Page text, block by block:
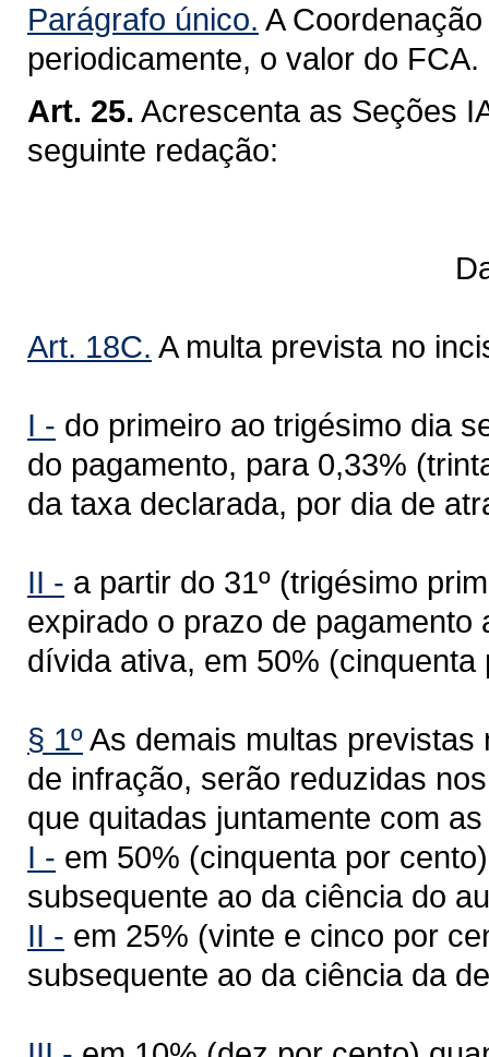
Parágrafo único. A
periodicamente, o valor do FCA.
Art. 25. Acrescenta as Seções
seguinte redação:
Da Redução
Art. 18C. A multa prevista no
I - do primeiro ao trigésimo dia
do pagamento, para 0,33%
da taxa declarada, por dia de
II - a partir do 31º (trigésimo
expirado o prazo de
dívida ativa, em 50% (cinquenta
§ 1ºAs demais multas
de infração, serão reduzidas
que quitadas juntamente com
I - em 50% (cinquenta por
subsequente ao da ciência do
II - em 25% (vinte e cinco por
subsequente ao da ciência da